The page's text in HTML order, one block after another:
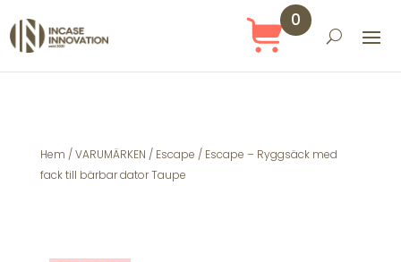
0
Hem /VARUMÄRKEN / Escape / Escape – Ryggsäck med
fack till bärbar dator Taupe